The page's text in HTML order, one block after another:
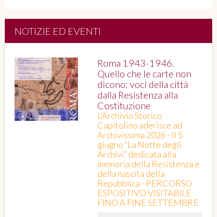
NOTIZIE ED EVENTI
Roma 1943-1946.
Quello che le carte non
dicono: voci della città
dalla Resistenza alla
Costituzione
L'Archivio Storico
Capitolino aderisce ad
Archivissima 2026 - Il 5
giugno “La Notte degli
Archivi” dedicata alla
memoria della Resistenza e
della nascita della
Repubblica - PERCORSO
ESPOSITIVO VISITABILE
FINO A FINE SETTEMBRE